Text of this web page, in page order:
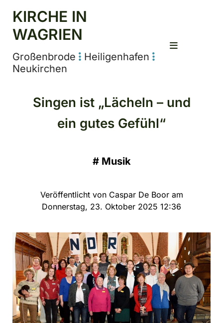
KIRCHE IN
WAGRIEN
Großenbrode  Heiligenhafen 
Neukirchen
Singen ist „Lächeln – und
ein gutes Gefühl“
# Musik
Veröffentlicht von Caspar De Boor am
Donnerstag, 23. Oktober 2025 12:36